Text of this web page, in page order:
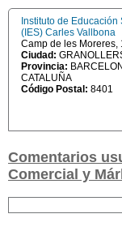
Instituto de
(IES) Carles Vallbona
Camp de les Moreres,
Ciudad:
Provincia:
CATALUÑA
Código Postal: 8401
Comentarios
Comercial y